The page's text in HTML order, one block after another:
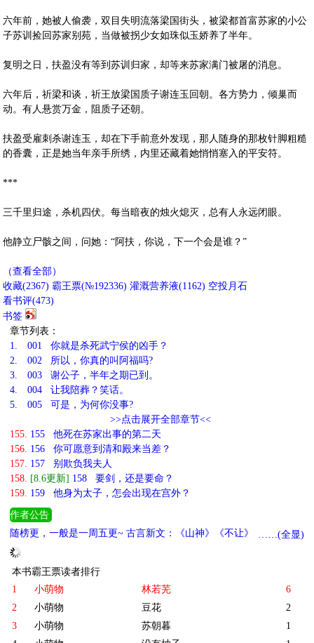
六年前，她被人偷袭，双目失明流落梁国街头，被梁都首富苏家的小公
子苏训捡回苏家别苑，当做被拐少女如珠似玉娇养了半年。
复明之日，扶盈没有等到苏训归家，却等来苏家满门被屠的消息。
六年后，祈梁和谈，祈王放梁国质子谢连玉回朝。各方势力，倾巢而
动。有人悬赏万金，阻质子还朝。
扶盈受雇刺杀谢连玉，却在下手前意外发现，那人随身的那枚针脚粗糙
的香囊，正是她当年亲手所绣，内里还藏着她悄悄塞入的平安符。
***
三千里归途，杀机四伏。每当暗夜的烛火熄灭，总有人永远闭眼。
他静立尸骸之间，问她：“阿扶，你说，下一个会是谁？”
（查看全部）
收藏(2367) 霸王票(№192336) 灌溉营养液(1162) 空投月石
看书评(473)
书签
章节列表：
1.
001 你就是杀死武宁侯的凶手？
2.
002 所以，你真的叫阿福吗?
3.
003 谢公子，半年之期已到。
4.
004 让我陪葬？笑话。
5.
005 可是，为何你没事?
>>点击展开全部章节<<
155. 155 他死在苏家出事的第二天
156. 156 你可愿意到清和殿来当差？
157. 157 别欺负我夫人
158. [8.6更新] 158 要剑，还是要命？
159. 159 他身为太子，怎会出现在宫外？
作者公告
随榜更，一般是一周五更~ 古言新文：《山神》《不让》 现言新
文：《他将爱意私藏》
……(全显)
本书霸王票读者排行
1
小萌物 林若芜
6
2
小萌物 豆花
2
3
小萌物 苏朝暮
1